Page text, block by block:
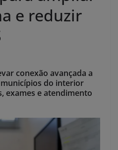
e reduzir
conexão avançada a
do interior
exames e atendimento